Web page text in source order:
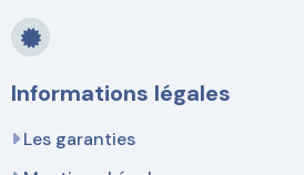
Informations légales
Les garanties